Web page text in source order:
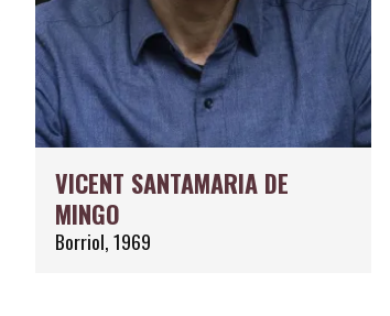
VICENT SANTAMARIA DE
MINGO
Borriol, 1969